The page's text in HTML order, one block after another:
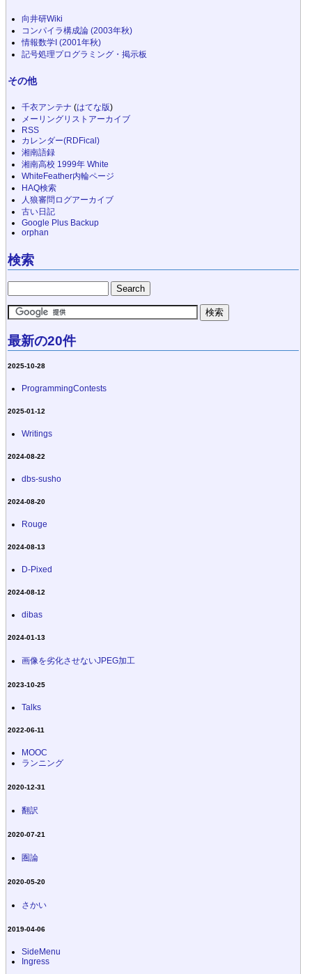
向井研Wiki
コンパイラ構成論 (2003年秋)
情報数学I (2001年秋)
記号処理プログラミング・掲示板
その他
千衣アンテナ (はてな版)
メーリングリストアーカイブ
RSS
カレンダー(RDFical)
湘南語録
湘南高校 1999年 White
WhiteFeather内輪ページ
HAQ検索
人狼審問ログアーカイブ
古い日記
Google Plus Backup
orphan
検索
最新の20件
2025-10-28
ProgrammingContests
2025-01-12
Writings
2024-08-22
dbs-susho
2024-08-20
Rouge
2024-08-13
D-Pixed
2024-08-12
dibas
2024-01-13
画像を劣化させないJPEG加工
2023-10-25
Talks
2022-06-11
MOOC
ランニング
2020-12-31
翻訳
2020-07-21
圏論
2020-05-20
さかい
2019-04-06
SideMenu
Ingress